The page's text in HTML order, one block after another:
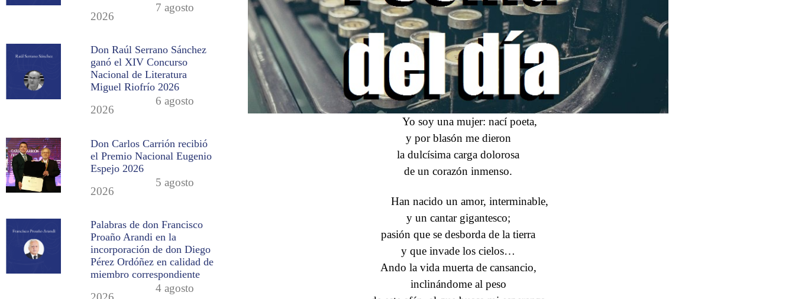
7 agosto
2026
Don Raúl Serrano Sánchez
ganó el XIV Concurso
Nacional de Literatura
Miguel Riofrío 2026
6 agosto
2026
Don Carlos Carrión recibió
el Premio Nacional Eugenio
Espejo 2026
5 agosto
2026
Palabras de don Francisco
Proaño Arandi en la
incorporación de don Diego
Pérez Ordóñez en calidad de
miembro correspondiente
4 agosto
Yo soy una mujer: nací poeta,
y por blasón me dieron
la dulcísima carga dolorosa
de un corazón inmenso.
Han nacido un amor, interminable,
y un cantar gigantesco;
pasión que se desborda de la tierra
y que invade los cielos…
Ando la vida muerta de cansancio,
inclinándome al peso